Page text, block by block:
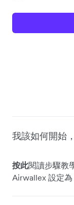
我該如何開始
按此閱讀步驟教
Airwallex 設定為